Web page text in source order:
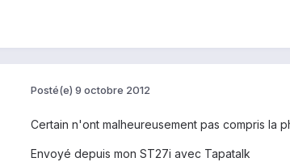
Posté(e) 9 octobre 2012
Certain n'ont malheureusement pas compris la
Envoyé depuis mon ST27i avec Tapatalk